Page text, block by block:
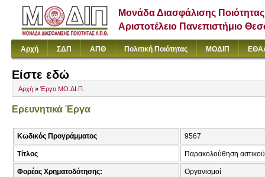
Μονάδα Διασφάλισης Ποιότητας
Αριστοτέλειο Πανεπιστήμιο
Αρχή ΣΔΠ ΑΠΘ Πολιτική Ποιότητας ΜΟΔΙΠ
Είστε εδώ
Αρχή » Έργο ΜΟ.ΔΙ.Π.
Ερευνητικά Έργα
Κωδικός Προγράμματος 9567
Τίτλος Παρακολούθηση
Φορέας Χρηματοδότησης: Οργανισμοί